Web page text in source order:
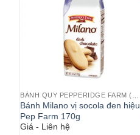
Bánh Milano vị socola đen hiệu
Pep Farm 170g
Giá - Liên hệ